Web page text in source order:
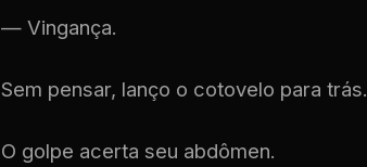
— Vingança.
Sem pensar, lanço o cotovelo para trás.
O golpe acerta seu abdômen.